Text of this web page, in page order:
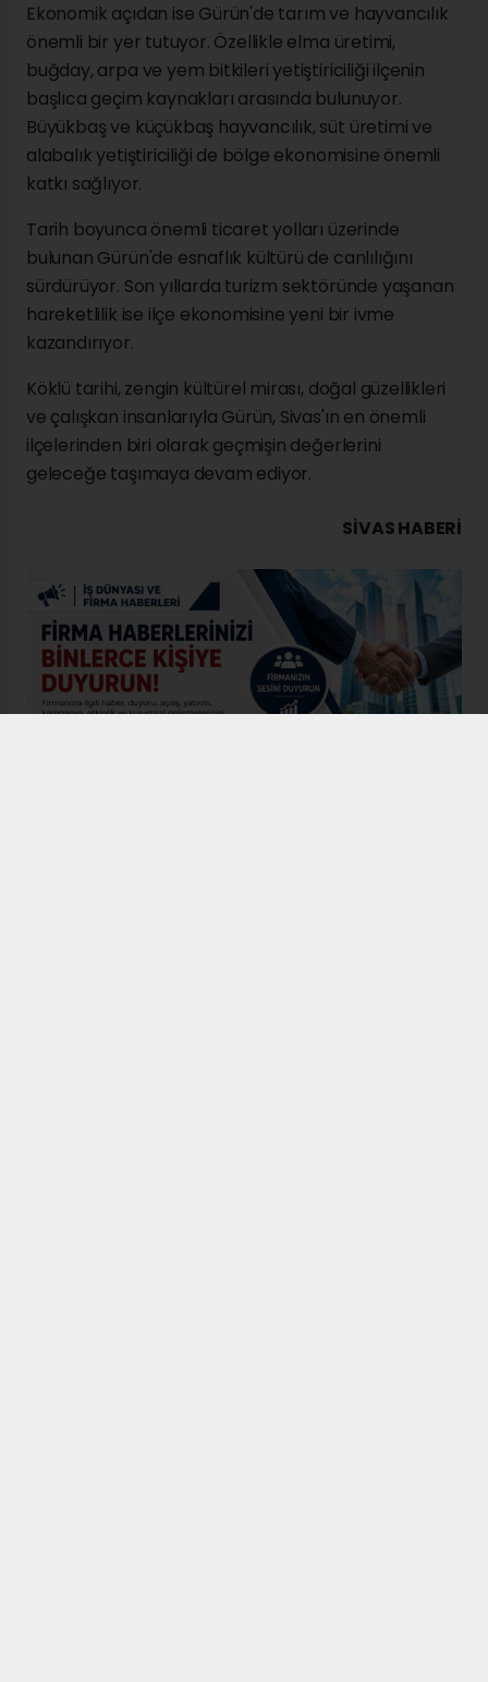
Ekonomik açıdan ise Gürün'de tarım ve hayvancılık
önemli bir yer tutuyor. Özellikle elma üretimi,
buğday, arpa ve yem bitkileri yetiştiriciliği ilçenin
başlıca geçim kaynakları arasında bulunuyor.
Büyükbaş ve küçükbaş hayvancılık, süt üretimi ve
alabalık yetiştiriciliği de bölge ekonomisine önemli
katkı sağlıyor.
Tarih boyunca önemli ticaret yolları üzerinde
bulunan Gürün'de esnaflık kültürü de canlılığını
sürdürüyor. Son yıllarda turizm sektöründe yaşanan
hareketlilik ise ilçe ekonomisine yeni bir ivme
kazandırıyor.
Köklü tarihi, zengin kültürel mirası, doğal güzellikleri
ve çalışkan insanlarıyla Gürün, Sivas'ın en önemli
ilçelerinden biri olarak geçmişin değerlerini
geleceğe taşımaya devam ediyor.
SIVAS HABERİ